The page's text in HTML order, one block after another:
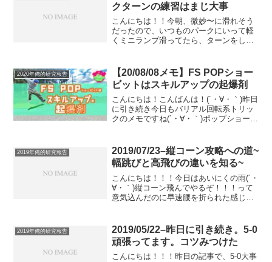
クターンの練習はまじ大事
こんにちは！！今朝、微妙〜に滑れそう
だったので、いつものパークにいって軽
くミニランプ滑ってたら、ターンをして
こったのか分からず、、、、とりあえず
痛みに打ちひしがれました...
2020年俺的研究報告
【20/08/08メモ】FS POPショー
ビットはスキルアップの起爆剤
こんにちは！こんばんは！(´・∀・｀)昨日
に引き続き今日もバリアル回転系トリッ
クのメモですね(´・∀・｀)ポップショービ
くれば、特別練習しなくてもクオリティ
とか求めなき...
2019年俺的研究報告
2019/07/23–縦コーン攻略への道~
幅跳びと高飛びの違いを知る~
こんにちは！！！今日はあいにくの雨(´・
∀・｀)縦コーン飛んでやるぞ！！！って
意気込んだのに早速腰を折られた感じで
条書きでハイオーリーを実現するために
必要そうなこ...
2019年俺的研究報告
2019/05/22–昨日に引き続き。5-0
頑張ってます。コツみつけた
こんにちは！！！昨日の記事で、5-0大事